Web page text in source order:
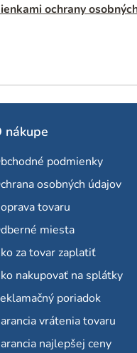
ochrany
nákupe
podmienky
osobných údajov
tovaru
miesta
za tovar zaplatiť
nakupovať na splátky
poriadok
vrátenia tovaru
najlepšej ceny